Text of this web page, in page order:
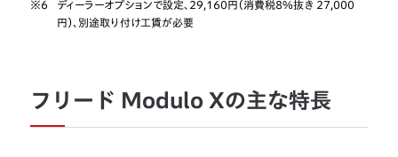
※6
ディーラーオプションで設定、29,160円（消費税8%抜き 27,000
円）、別途取り付け工賃が必要
フリード Modulo Xの主な特長